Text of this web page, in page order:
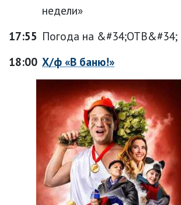
недели»
17:55 Погода на &#34;ОТВ&#34;
18:00 Х/ф «В баню!»